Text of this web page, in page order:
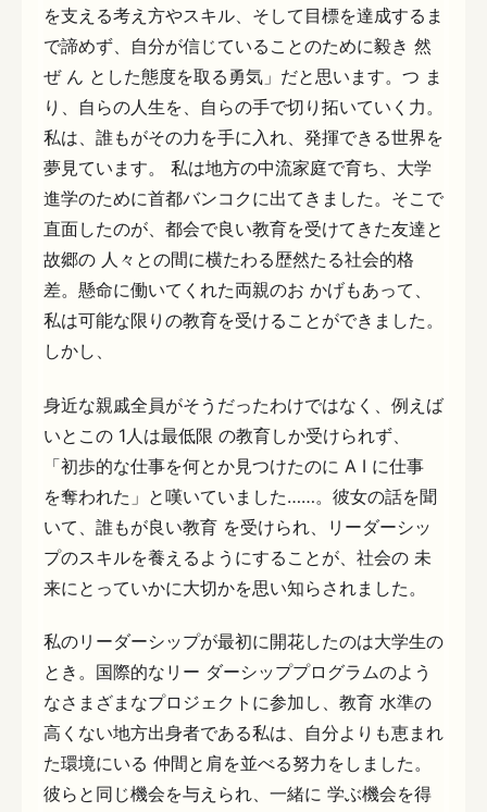
を支える考え方やスキル、そして目標を達成するま
で諦めず、自分が信じていることのために毅き 然
ぜ ん とした態度を取る勇気」だと思います。つ ま
り、自らの人生を、自らの手で切り拓いていく力。
私は、誰もがその力を手に入れ、発揮できる世界を
夢見ています。 私は地方の中流家庭で育ち、大学
進学のために首都バンコクに出てきました。そこで
直面したのが、都会で良い教育を受けてきた友達と
故郷の 人々との間に横たわる歴然たる社会的格
差。懸命に働いてくれた両親のお かげもあって、
私は可能な限りの教育を受けることができました。
しかし、
身近な親戚全員がそうだったわけではなく、例えば
いとこの 1人は最低限 の教育しか受けられず、
「初歩的な仕事を何とか見つけたのに A I に仕事
を奪われた」と嘆いていました……。彼女の話を聞
いて、誰もが良い教育 を受けられ、リーダーシッ
プのスキルを養えるようにすることが、社会の 未
来にとっていかに大切かを思い知らされました。
私のリーダーシップが最初に開花したのは大学生の
とき。国際的なリー ダーシッププログラムのよう
なさまざまなプロジェクトに参加し、教育 水準の
高くない地方出身者である私は、自分よりも恵まれ
た環境にいる 仲間と肩を並べる努力をしました。
彼らと同じ機会を与えられ、一緒に 学ぶ機会を得